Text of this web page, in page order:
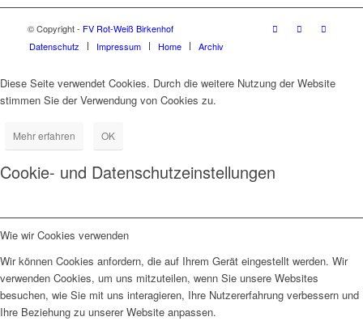
© Copyright - FV Rot-Weiß Birkenhof
Datenschutz
Impressum Home Archiv
Diese Seite verwendet Cookies. Durch die weitere Nutzung der Website
stimmen Sie der Verwendung von Cookies zu.
Mehr erfahren OK
Cookie- und Datenschutzeinstellungen
Wie wir Cookies verwenden
Wir können Cookies anfordern, die auf Ihrem Gerät eingestellt werden. Wir
verwenden Cookies, um uns mitzuteilen, wenn Sie unsere Websites
besuchen, wie Sie mit uns interagieren, Ihre Nutzererfahrung verbessern und
Ihre Beziehung zu unserer Website anpassen.